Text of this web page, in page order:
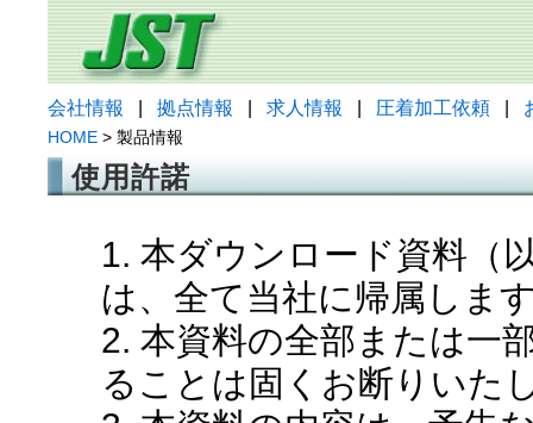
会社情報 拠点情報 求人情報 圧着加工依頼
HOME > 製品情報
使用許諾
1. 本ダウンロード資料（
は、全て当社に帰属しま
2. 本資料の全部または一
ることは固くお断りいた